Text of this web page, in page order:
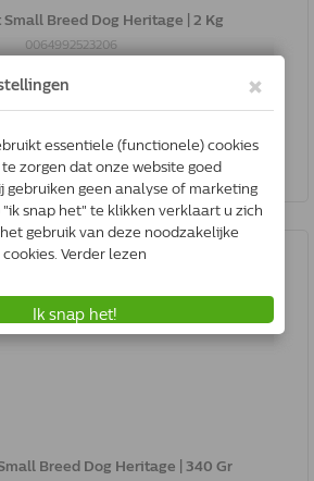
Breed Dog Heritage | 2 Kg
0064992523206
€24.77
Bestel
Breed Dog Heritage | 340 Gr